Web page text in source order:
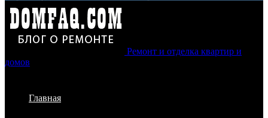
Ремонт и отделка квартир и
домов
Главная